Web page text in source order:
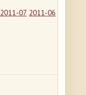
2011-07 2011-06